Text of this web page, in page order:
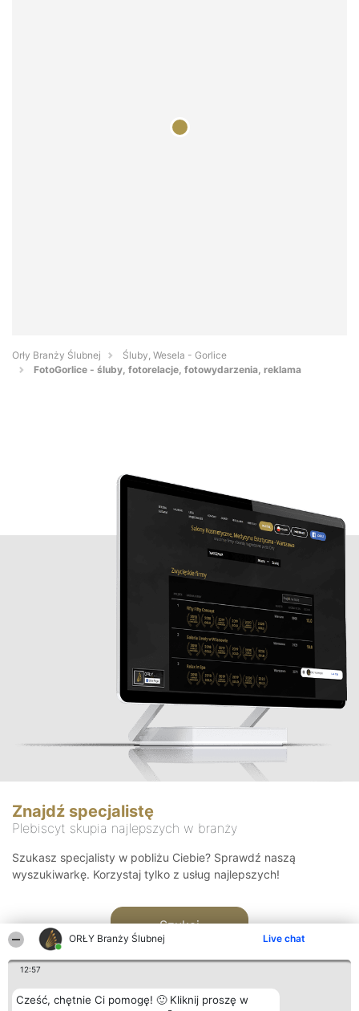
ORŁY Branży Ślubnej Live chat
12:57
Cześć, chętnie Ci pomogę! 🙂 Kliknij proszę w
Orły Branży Ślubnej
Śluby, Wesela - Gorlice
FotoGorlice - śluby, fotorelacje, fotowydarzenia, reklama
Znajdź specjalistę
Plebiscyt skupia najlepszych w branży
Szukasz specjalisty w pobliżu Ciebie? Sprawdź naszą
wyszukiwarkę. Korzystaj tylko z usług najlepszych!
Szukaj